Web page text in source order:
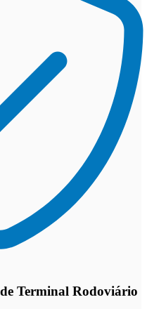
Terminal Rodoviário